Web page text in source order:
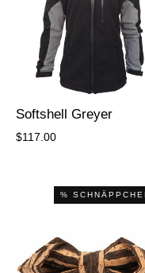
Softshell Greyer
$117.00
%